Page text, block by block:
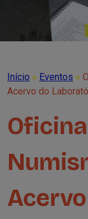
Início » Eventos »
Acervo do